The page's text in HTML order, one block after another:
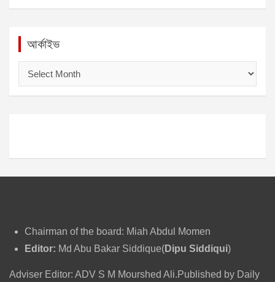
আর্কাইভ
ই
Chairman of the board: Miah Abdul Momen
Editor: Md Abu Bakar Siddique(Dipu Siddiqui)
Adviser Editor: ADV S M Mourshed Ali.Published by Daily